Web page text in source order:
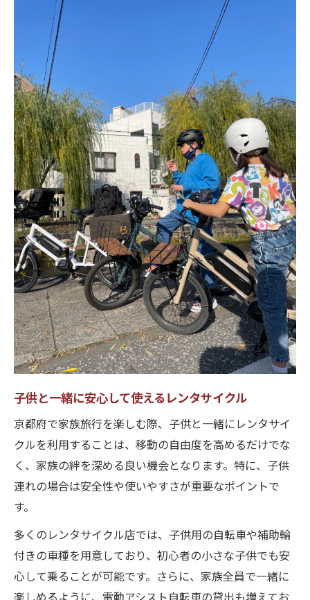
子供と一緒に安心して使えるレンタサイクル
京都府で家族旅行を楽しむ際、子供と一緒にレンタサイ
クルを利用することは、移動の自由度を高めるだけでな
く、家族の絆を深める良い機会となります。特に、子供
連れの場合は安全性や使いやすさが重要なポイントで
す。
多くのレンタサイクル店では、子供用の自転車や補助輪
付きの車種を用意しており、初心者の小さな子供でも安
心して乗ることが可能です。さらに、家族全員で一緒に
楽しめるように、電動アシスト自転車の貸出も増えてお